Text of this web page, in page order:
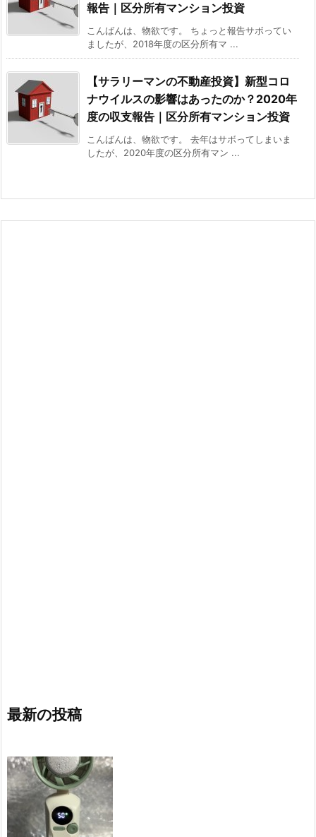
報告｜区分所有マンション投資
こんばんは、物欲です。 ちょっと報告サボってい
ましたが、2018年度の区分所有マ ...
【サラリーマンの不動産投資】新型コロ
ナウイルスの影響はあったのか？2020年
度の収支報告｜区分所有マンション投資
こんばんは、物欲です。 去年はサボってしまいま
したが、2020年度の区分所有マン ...
最新の投稿